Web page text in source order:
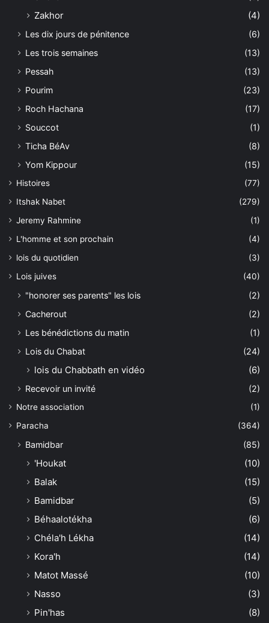
Zakhor
(4)
Les dix jours de pénitence
(6)
Les trois semaines
(13)
Pessah
(13)
Pourim
(23)
Roch Hachana
(17)
Souccot
(1)
Ticha BéAv
(8)
Yom Kippour
(15)
Histoires
(77)
Itshak Nabet
(279)
Jeremy Rahmine
(1)
L'homme et son prochain
(4)
lois du quotidien
(3)
Lois juives
(40)
"honorer ses parents" les lois
(2)
Cacherout
(2)
Les bénédictions du matin
(1)
Lois du Chabat
(24)
lois du Chabbath en vidéo (6)
Recevoir un invité (2)
Notre association
(1)
Paracha
(364)
Bamidbar (85)
'Houkat
(10)
Balak
(15)
Bamidbar
(5)
Béhaalotékha
(6)
Chéla'h Lékha
(14)
Kora'h
(14)
Matot Massé
(10)
Nasso
(3)
Pin'has
(8)